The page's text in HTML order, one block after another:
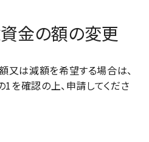
金の額の変更
は減額を希望する場合は、
1を確認の上、申請してくださ